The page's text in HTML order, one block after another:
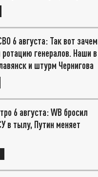
6 августа: Так вот зачем
ротацию генералов. Наши в
и штурм Чернигова
6 августа: WB бросил
в тылу, Путин меняет